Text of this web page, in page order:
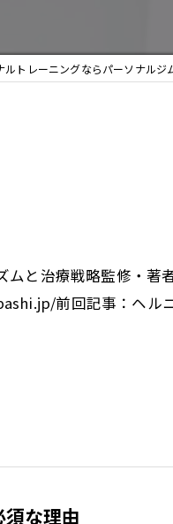
ルトレーニングならパーソナルジ
と治療戦略監修・著
前回記事：ヘル
な理由